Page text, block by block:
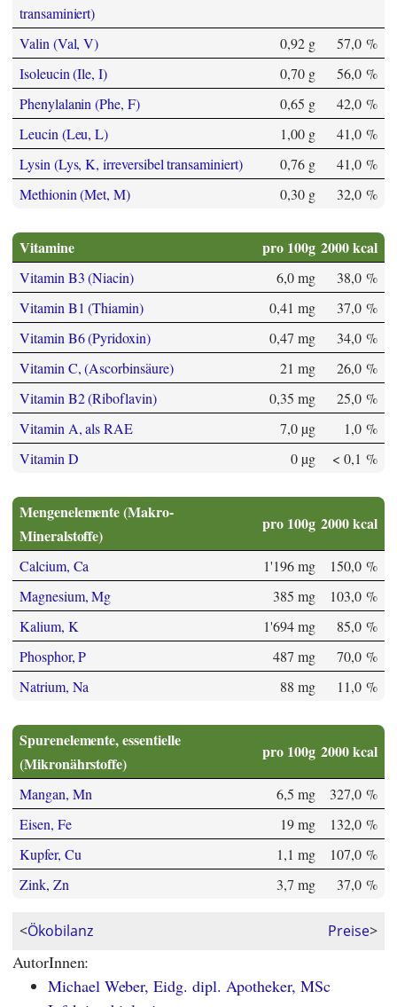
transaminiert)
Valin (Val, V) 0,92 g
57,0 %
Isoleucin (Ile, I)
0,70 g
56,0 %
Phenylalanin (Phe, F)
0,65 g
42,0 %
Leucin (Leu, L)
1,00 g
41,0 %
Lysin (Lys, K, irreversibel transaminiert)
0,76 g
41,0 %
Methionin (Met, M)
0,30 g 32,0 %
Vitamine pro 100g 2000 kcal
Vitamin B3 (Niacin) 6,0 mg
38,0 %
Vitamin B1 (Thiamin)
0,41 mg
37,0 %
Vitamin B6 (Pyridoxin)
0,47 mg
34,0 %
Vitamin C, (Ascorbinsäure)
21 mg
26,0 %
Vitamin B2 (Riboflavin)
0,35 mg
25,0 %
Vitamin A, als RAE
7,0 µg
1,0 %
Vitamin D
0 µg < 0,1 %
Mengenelemente (Makro-
Mineralstoffe)
pro 100g 2000 kcal
Calcium, Ca 1'196 mg
150,0 %
Magnesium, Mg
385 mg
103,0 %
Kalium, K
1'694 mg
85,0 %
Phosphor, P
487 mg
70,0 %
Natrium, Na
88 mg 11,0 %
Spurenelemente, essentielle
(Mikronährstoffe)
pro 100g 2000 kcal
Mangan, Mn 6,5 mg
327,0 %
Eisen, Fe
19 mg
132,0 %
Kupfer, Cu
1,1 mg
107,0 %
Zink, Zn
3,7 mg 37,0 %
<Ökobilanz Preise>
AutorInnen:
Michael Weber, Eidg. dipl. Apotheker, MSc